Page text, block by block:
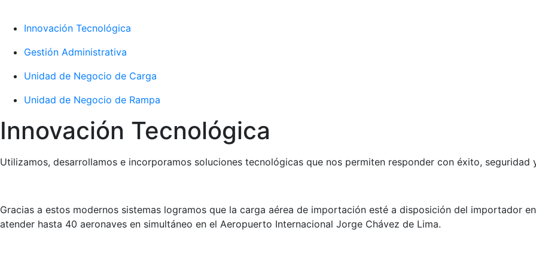
Innovación Tecnológica
Gestión Administrativa
Unidad de Negocio de Carga
Unidad de Negocio de Rampa
Innovación Tecnológica
Utilizamos, desarrollamos e incorporamos soluciones tecnológicas que nos permiten responder con éxito,
Gracias a estos modernos sistemas logramos que la carga aérea de importación esté a disposición del importador
atender hasta 40 aeronaves en simultáneo en el Aeropuerto Internacional Jorge Chávez de Lima.